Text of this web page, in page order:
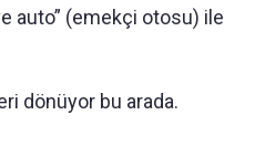
auto” (emekçi otosu) ile
dönüyor bu arada.